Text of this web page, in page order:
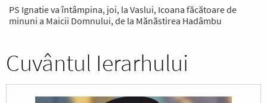
PS Ignatie va întâmpina, joi, la Vaslui, Icoana făcătoare de
minuni a Maicii Domnului, de la Mănăstirea Hadâmbu
Cuvântul Ierarhului